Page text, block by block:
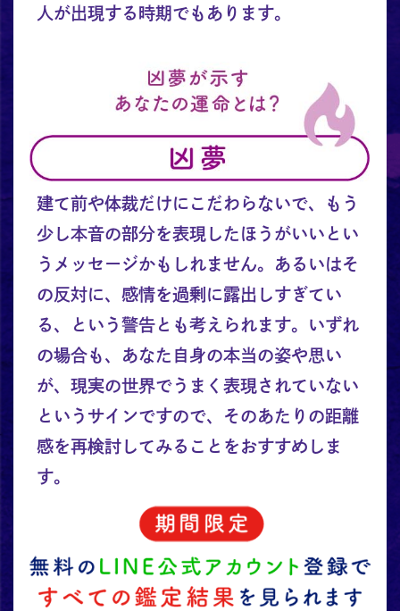
人が出現する時期でもあります。
建て前や体裁だけにこだわらないで、もう
少し本音の部分を表現したほうがいいとい
うメッセージかもしれません。あるいはそ
の反対に、感情を過剰に露出しすぎてい
る、という警告とも考えられます。いずれ
の場合も、あなた自身の本当の姿や思い
が、現実の世界でうまく表現されていない
というサインですので、そのあたりの距離
感を再検討してみることをおすすめしま
す。